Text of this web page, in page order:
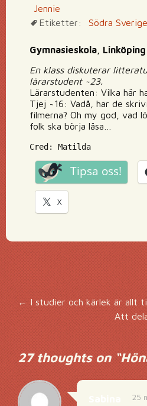
Jennie
Etiketter:
Södra Sverige
Gymnasieskola, Linköping
En klass diskuterar
lärarstudent ~23.
Lärarstudenten: Vilka här
Tjej ~16: Vadå, har de
filmerna? Oh my god, vad
folk ska börja läsa…
Cred: Matilda
Tipsa oss!
X
←I studier och kärlek är allt
Att
27 thoughts on “
25